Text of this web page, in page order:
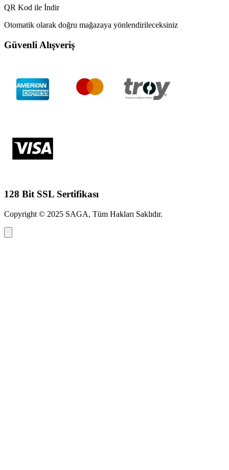
QR Kod ile İndir
Otomatik olarak doğru mağazaya yönlendirileceksiniz
Güvenli Alışveriş
128 Bit SSL Sertifikası
Copyright © 2025 SAGA, Tüm Hakları Saklıdır.